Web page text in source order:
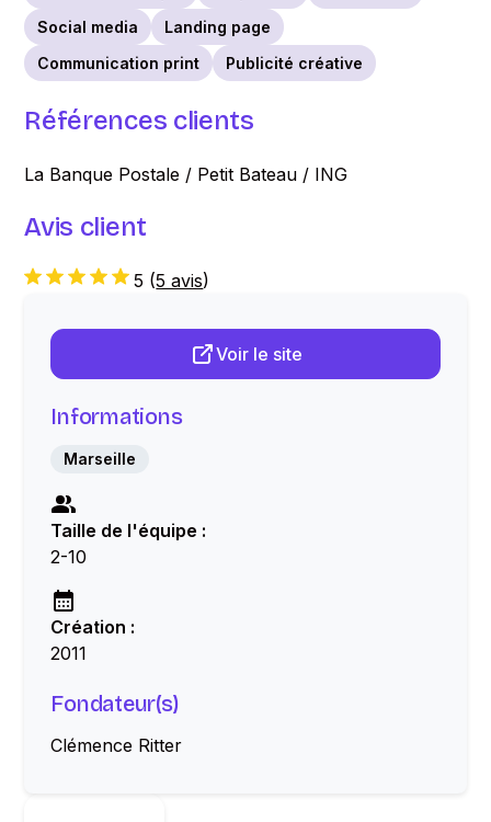
Social media
Landing page
Communication print
Publicité créative
Références clients
La Banque Postale / Petit Bateau / ING
Avis client
5 (5 avis)
Voir le site
Informations
Marseille
Taille de l'équipe :
2-10
Création :
2011
Fondateur(s)
Clémence Ritter